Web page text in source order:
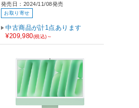
J/A
発売日：2024/11/08発売
お取り寄せ
中古商品が計1点あります
¥209,980(税込)～